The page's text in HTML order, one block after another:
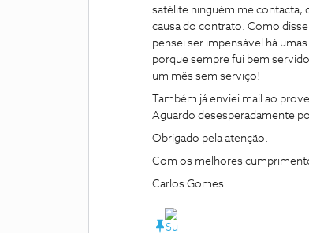
satélite ninguém me contacta,
causa do contrato. Como
pensei ser impensável há
porque sempre fui bem
um mês sem serviço!
Também já enviei mail ao
Aguardo desesperadamente
Obrigado pela atenção.
Com os melhores
Carlos Gomes